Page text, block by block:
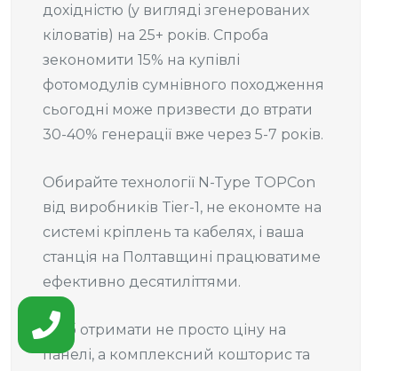
дохідністю (у вигляді згенерованих
кіловатів) на 25+ років. Спроба
зекономити 15% на купівлі
фотомодулів сумнівного походження
сьогодні може призвести до втрати
30-40% генерації вже через 5-7 років.
Обирайте технології N-Type TOPCon
від виробників Tier-1, не економте на
системі кріплень та кабелях, і ваша
станція на Полтавщині працюватиме
ефективно десятиліттями.
Щоб отримати не просто ціну на
панелі, а комплексний кошторис та